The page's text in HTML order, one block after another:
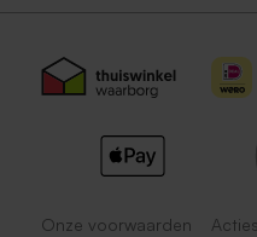
Onze voorwaarden Acties